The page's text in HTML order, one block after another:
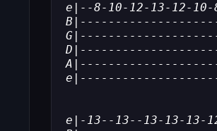
e|--8-10-12-13-
e|-13--13--13-13-